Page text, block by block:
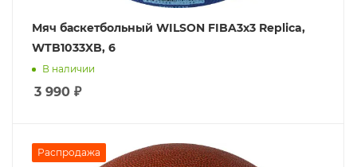
Мяч баскетбольный WILSON FIBA3x3 Replica,
WTB1033XB, 6
В наличии
3 990 ₽
Распродажа